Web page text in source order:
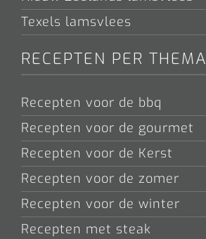
Texels lamsvlees
RECEPTEN PER THEMA
Recepten voor de bbq
Recepten voor de gourmet
Recepten voor de Kerst
Recepten voor de zomer
Recepten voor de winter
Recepten met steak